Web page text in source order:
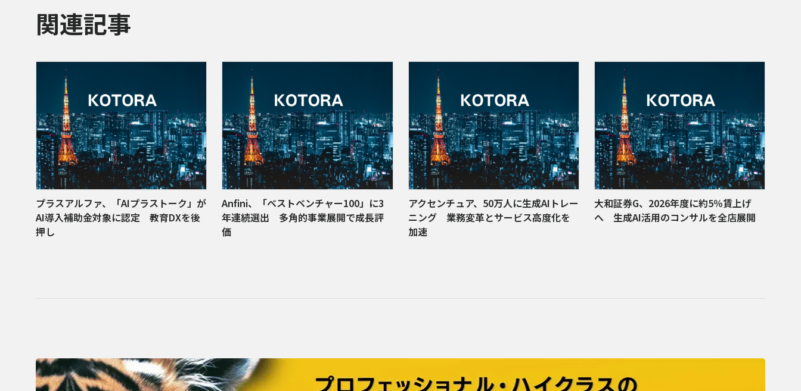
関連記事
プラスアルファ、「AIプラストーク」が
AI導入補助金対象に認定 教育DXを後
押し
Anfini、「ベストベンチャー100」に3
年連続選出 多角的事業展開で成長評
価
アクセンチュア、50万人に生成AIトレー
ニング 業務変革とサービス高度化を
加速
大和証券G、2026年度に約5％賃上げ
へ 生成AI活用のコンサルを全店展開